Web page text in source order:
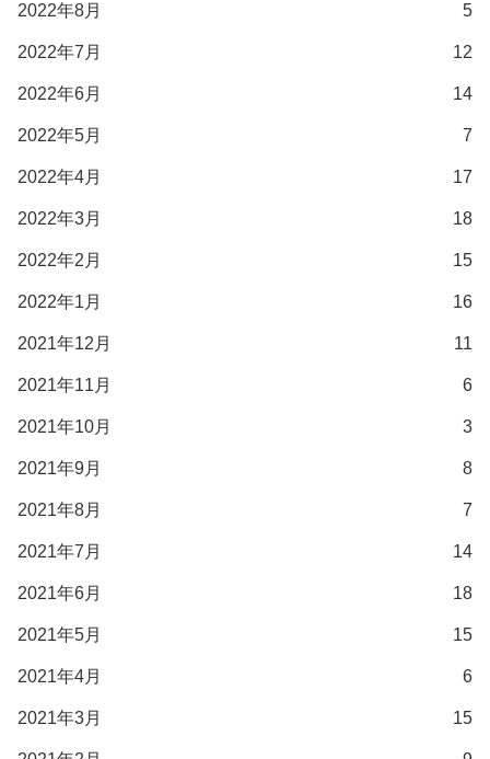
2022年8月 5
2022年7月 12
2022年6月 14
2022年5月 7
2022年4月 17
2022年3月 18
2022年2月 15
2022年1月 16
2021年12月 11
2021年11月 6
2021年10月 3
2021年9月 8
2021年8月 7
2021年7月 14
2021年6月 18
2021年5月 15
2021年4月 6
2021年3月 15